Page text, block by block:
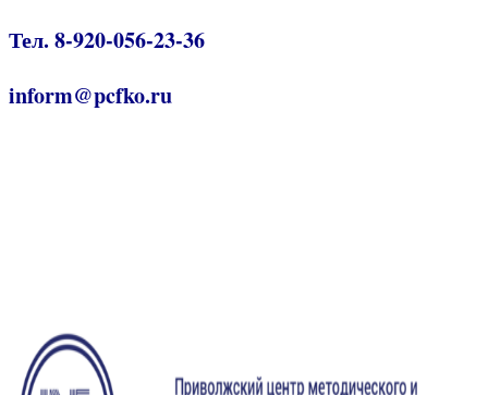
Тел. 8-920-056-23-36
inform@pcfko.ru